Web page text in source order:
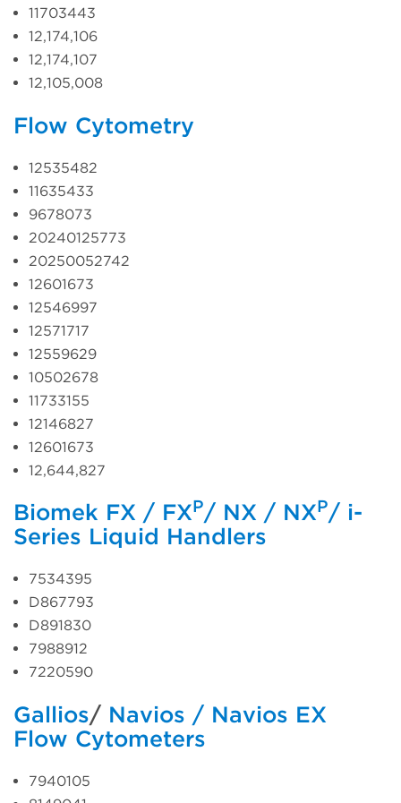
11703443
12,174,106
12,174,107
12,105,008
Flow Cytometry
12535482
11635433
9678073
20240125773
20250052742
12601673
12546997
12571717
12559629
10502678
11733155
12146827
12601673
12,644,827
Biomek FX / FXP/ NX / NXP/ i-
Series Liquid Handlers
7534395
D867793
D891830
7988912
7220590
Gallios/ Navios / Navios EX
Flow Cytometers
7940105